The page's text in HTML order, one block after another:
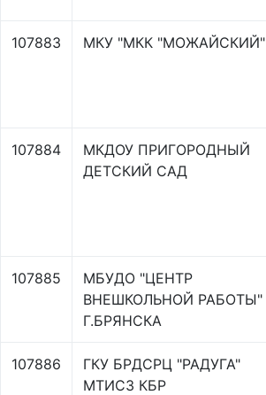
107883 МКУ "МКК "МОЖАЙСКИЙ"
107884
МКДОУ ПРИГОРОДНЫЙ
ДЕТСКИЙ САД
107885
МБУДО "ЦЕНТР
ВНЕШКОЛЬНОЙ РАБОТЫ"
Г.БРЯНСКА
107886
ГКУ БРДСРЦ "РАДУГА"
МТИСЗ КБР